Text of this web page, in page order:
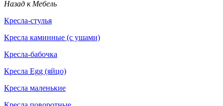
Назад к Мебель
Кресла-стулья
Кресла каминные (с ушами)
Кресла-бабочка
Кресла Egg (яйцо)
Кресла маленькие